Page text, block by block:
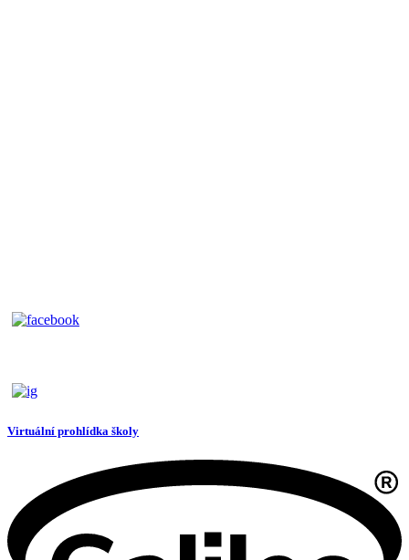
Virtuální prohlídka školy